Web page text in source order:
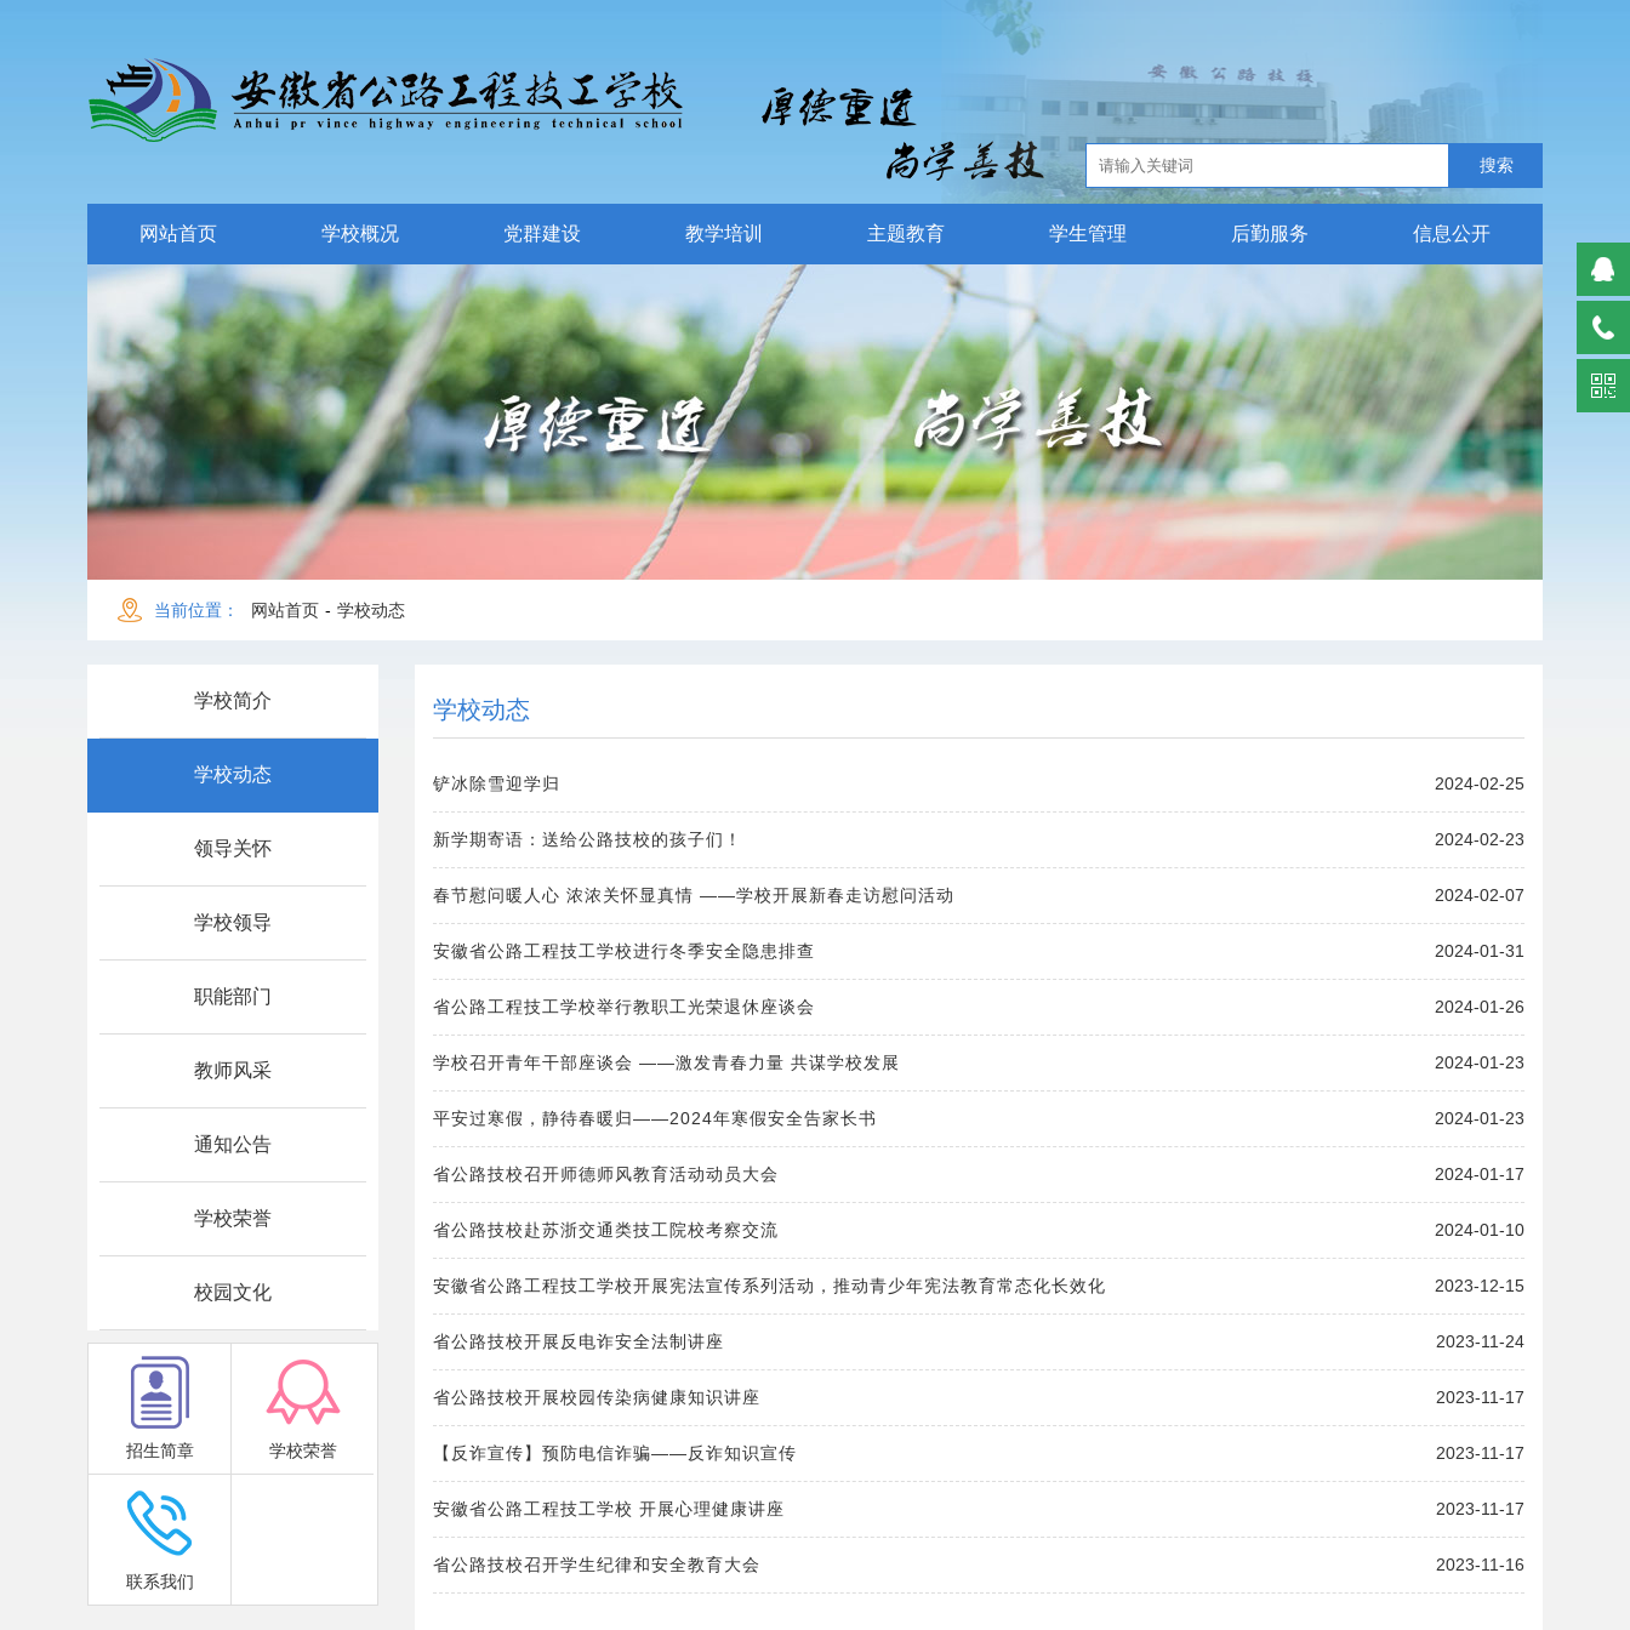
网站首页 学校概况 党群建设 教学培训 主题教育 学生管理 后勤服务 信息公开
当前位置： 网站首页 - 学校动态
学校简介
学校动态
领导关怀
学校领导
职能部门
教师风采
通知公告
学校荣誉
校园文化
招生简章 学校荣誉
联系我们
学校动态
铲冰除雪迎学归 2024-02-25
新学期寄语：送给公路技校的孩子们！ 2024-02-23
春节慰问暖人心 浓浓关怀显真情 ——学校开展新春走访慰问活动 2024-02-07
安徽省公路工程技工学校进行冬季安全隐患排查 2024-01-31
省公路工程技工学校举行教职工光荣退休座谈会 2024-01-26
学校召开青年干部座谈会 ——激发青春力量 共谋学校发展 2024-01-23
平安过寒假，静待春暖归——2024年寒假安全告家长书 2024-01-23
省公路技校召开师德师风教育活动动员大会 2024-01-17
省公路技校赴苏浙交通类技工院校考察交流 2024-01-10
安徽省公路工程技工学校开展宪法宣传系列活动，推动青少年宪法教育常态化长效化 2023-12-15
省公路技校开展反电诈安全法制讲座 2023-11-24
省公路技校开展校园传染病健康知识讲座 2023-11-17
【反诈宣传】预防电信诈骗——反诈知识宣传 2023-11-17
安徽省公路工程技工学校 开展心理健康讲座 2023-11-17
省公路技校召开学生纪律和安全教育大会 2023-11-16